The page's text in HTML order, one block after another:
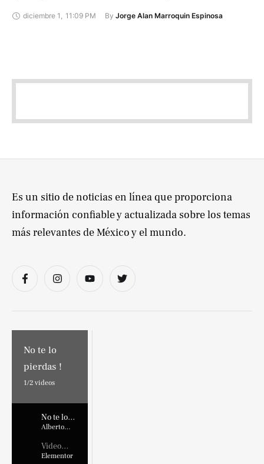
diciembre 1 , 11:09 PM By Jorge Alan Marroquin Espinosa
No te lo
pierdas !
1/2 videos
No te lo
pierdas !
Alberto
Video
Placehold
Elementor
Es un sitio de noticias en línea que proporciona
información confiable y actualizada sobre los temas
más relevantes de México y el mundo.